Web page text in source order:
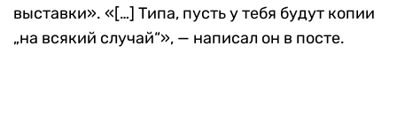
выставки». «[…] Типа, пусть у тебя будут копии
„на всякий случай“», — написал он в посте.